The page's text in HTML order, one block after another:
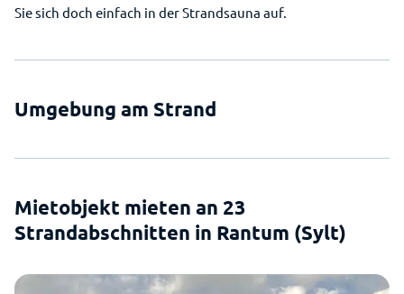
Sie sich doch einfach in der Strandsauna auf.
Umgebung am Strand
Mietobjekt mieten an 23
Strandabschnitten in Rantum (Sylt)